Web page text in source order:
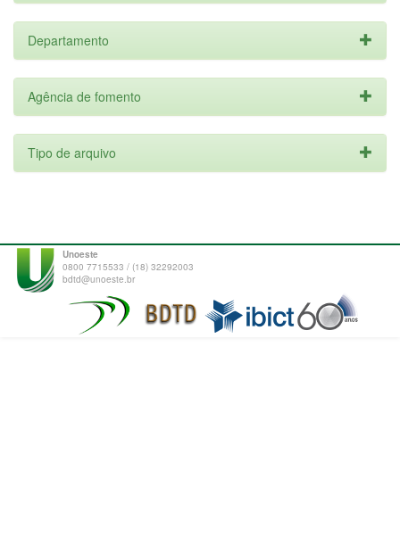
Departamento
Agência de fomento
Tipo de arquivo
Unoeste
0800 7715533 / (18) 32292003
bdtd@unoeste.br